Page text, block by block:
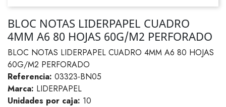
BLOC NOTAS LIDERPAPEL CUADRO
4MM A6 80 HOJAS 60G/M2 PERFORADO
BLOC NOTAS LIDERPAPEL CUADRO 4MM A6 80 HOJAS
60G/M2 PERFORADO
Referencia: 03323-BN05
Marca: LIDERPAPEL
Unidades por caja: 10